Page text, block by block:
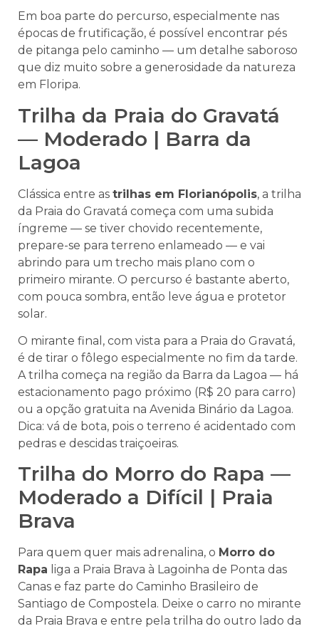
Em boa parte do percurso, especialmente nas
épocas de frutificação, é possível encontrar pés
de pitanga pelo caminho — um detalhe saboroso
que diz muito sobre a generosidade da natureza
em Floripa.
Trilha da Praia do Gravatá
— Moderado | Barra da
Lagoa
Clássica entre as trilhas em Florianópolis, a trilha
da Praia do Gravatá começa com uma subida
íngreme — se tiver chovido recentemente,
prepare-se para terreno enlameado — e vai
abrindo para um trecho mais plano com o
primeiro mirante. O percurso é bastante aberto,
com pouca sombra, então leve água e protetor
solar.
O mirante final, com vista para a Praia do Gravatá,
é de tirar o fôlego especialmente no fim da tarde.
A trilha começa na região da Barra da Lagoa — há
estacionamento pago próximo (R$ 20 para carro)
ou a opção gratuita na Avenida Binário da Lagoa.
Dica: vá de bota, pois o terreno é acidentado com
pedras e descidas traiçoeiras.
Trilha do Morro do Rapa —
Moderado a Difícil | Praia
Brava
Para quem quer mais adrenalina, o Morro do
Rapa liga a Praia Brava à Lagoinha de Ponta das
Canas e faz parte do Caminho Brasileiro de
Santiago de Compostela. Deixe o carro no mirante
da Praia Brava e entre pela trilha do outro lado da